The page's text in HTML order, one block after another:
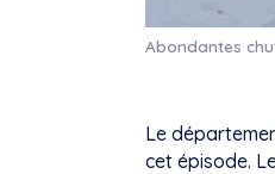
Abondantes
Le
cet épisode.